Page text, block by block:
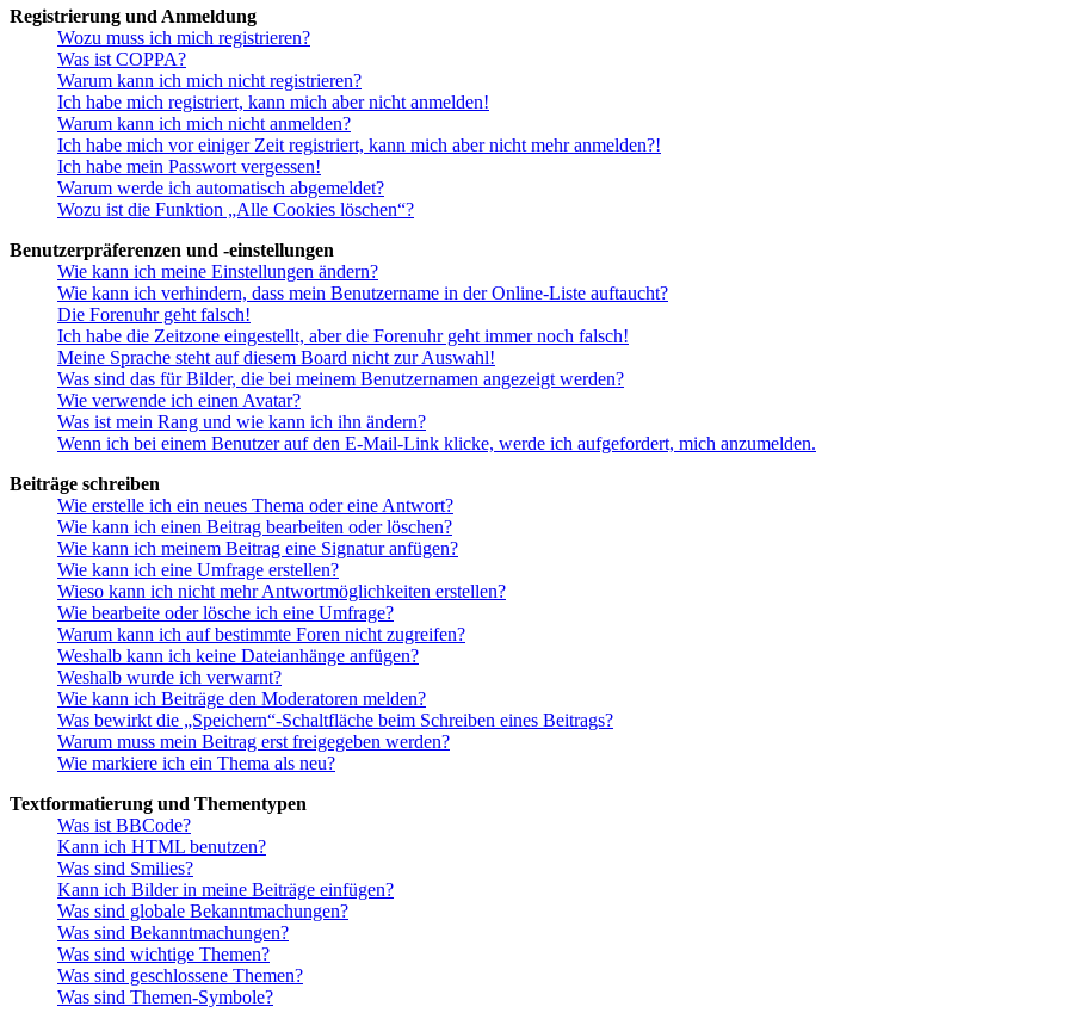
Registrierung und Anmeldung
Wozu muss ich mich registrieren?
Was ist COPPA?
Warum kann ich mich nicht registrieren?
Ich habe mich registriert, kann mich aber nicht anmelden!
Warum kann ich mich nicht anmelden?
Ich habe mich vor einiger Zeit registriert, kann mich aber nicht mehr anmelden?!
Ich habe mein Passwort vergessen!
Warum werde ich automatisch abgemeldet?
Wozu ist die Funktion „Alle Cookies löschen“?
Benutzerpräferenzen und -einstellungen
Wie kann ich meine Einstellungen ändern?
Wie kann ich verhindern, dass mein Benutzername in der Online-Liste auftaucht?
Die Forenuhr geht falsch!
Ich habe die Zeitzone eingestellt, aber die Forenuhr geht immer noch falsch!
Meine Sprache steht auf diesem Board nicht zur Auswahl!
Was sind das für Bilder, die bei meinem Benutzernamen angezeigt werden?
Wie verwende ich einen Avatar?
Was ist mein Rang und wie kann ich ihn ändern?
Wenn ich bei einem Benutzer auf den E-Mail-Link klicke, werde ich aufgefordert, mich anzumelden.
Beiträge schreiben
Wie erstelle ich ein neues Thema oder eine Antwort?
Wie kann ich einen Beitrag bearbeiten oder löschen?
Wie kann ich meinem Beitrag eine Signatur anfügen?
Wie kann ich eine Umfrage erstellen?
Wieso kann ich nicht mehr Antwortmöglichkeiten erstellen?
Wie bearbeite oder lösche ich eine Umfrage?
Warum kann ich auf bestimmte Foren nicht zugreifen?
Weshalb kann ich keine Dateianhänge anfügen?
Weshalb wurde ich verwarnt?
Wie kann ich Beiträge den Moderatoren melden?
Was bewirkt die „Speichern“-Schaltfläche beim Schreiben eines Beitrags?
Warum muss mein Beitrag erst freigegeben werden?
Wie markiere ich ein Thema als neu?
Textformatierung und Thementypen
Was ist BBCode?
Kann ich HTML benutzen?
Was sind Smilies?
Kann ich Bilder in meine Beiträge einfügen?
Was sind globale Bekanntmachungen?
Was sind Bekanntmachungen?
Was sind wichtige Themen?
Was sind geschlossene Themen?
Was sind Themen-Symbole?